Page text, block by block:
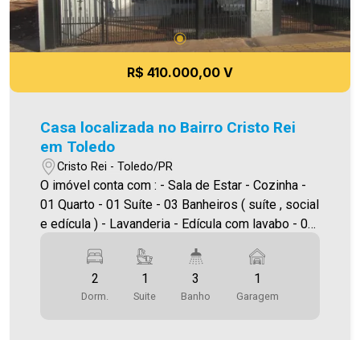
R$ 410.000,00 V
Casa localizada no Bairro Cristo Rei
em Toledo
Cristo Rei - Toledo/PR
O imóvel conta com : - Sala de Estar - Cozinha -
01 Quarto - 01 Suíte - 03 Banheiros ( suíte , social
e edícula ) - Lavanderia - Edícula com lavabo - 01
70,00m² Área terreno:125,00m² A Imobiliária
Ativa possui hoje uma das maiores carteiras de
imóveis administrados da cidade, atuando com
2
Dorm.
1
Suite
3
Banho
1
Garagem